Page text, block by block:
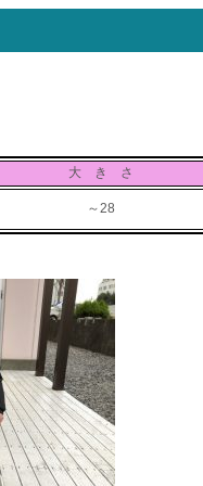
大 き さ
～28